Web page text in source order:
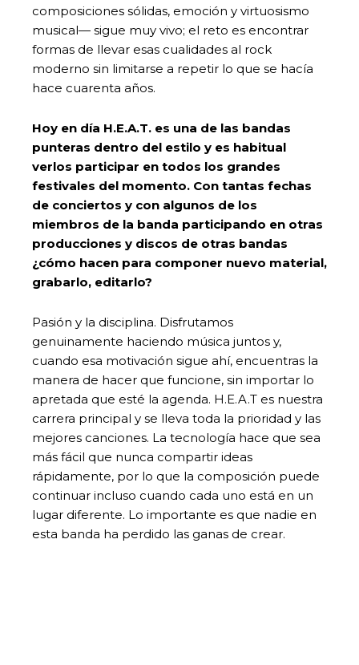
composiciones sólidas, emoción y virtuosismo
musical— sigue muy vivo; el reto es encontrar
formas de llevar esas cualidades al rock
moderno sin limitarse a repetir lo que se hacía
hace cuarenta años.
Hoy en día H.E.A.T. es una de las bandas
punteras dentro del estilo y es habitual
verlos participar en todos los grandes
festivales del momento. Con tantas fechas
de conciertos y con algunos de los
miembros de la banda participando en otras
producciones y discos de otras bandas
¿cómo hacen para componer nuevo material,
grabarlo, editarlo?
Pasión y la disciplina. Disfrutamos
genuinamente haciendo música juntos y,
cuando esa motivación sigue ahí, encuentras la
manera de hacer que funcione, sin importar lo
apretada que esté la agenda. H.E.A.T es nuestra
carrera principal y se lleva toda la prioridad y las
mejores canciones. La tecnología hace que sea
más fácil que nunca compartir ideas
rápidamente, por lo que la composición puede
continuar incluso cuando cada uno está en un
lugar diferente. Lo importante es que nadie en
esta banda ha perdido las ganas de crear.